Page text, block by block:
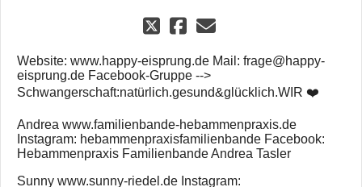
Website: www.happy-eisprung.de Mail: frage@happy-
eisprung.de Facebook-Gruppe -->
Schwangerschaft:natürlich.gesund&glücklich.WIR ❤️
Andrea www.familienbande-hebammenpraxis.de
Instagram: hebammenpraxisfamilienbande Facebook:
Hebammenpraxis Familienbande Andrea Tasler
Sunny www.sunny-riedel.de Instagram: